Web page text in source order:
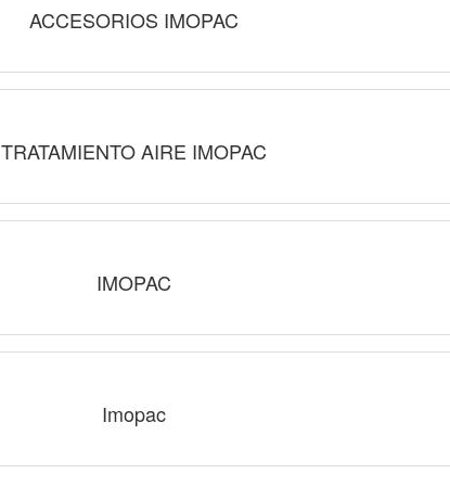
ACCESORIOS IMOPAC
TRATAMIENTO AIRE IMOPAC
IMOPAC
Imopac